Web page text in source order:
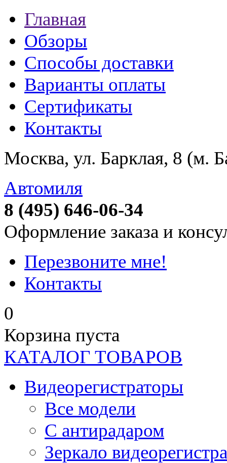
Главная
Обзоры
Способы доставки
Варианты оплаты
Сертификаты
Контакты
Москва, ул. Барклая, 8 (м.
Автомиля
8 (495) 646-06-34
Оформление заказа и
Перезвоните мне!
Контакты
0
Корзина пуста
КАТАЛОГ ТОВАРОВ
Видеорегистраторы
Все модели
C антирадаром
Зеркало